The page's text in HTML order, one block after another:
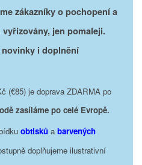
zákazníky o pochopení a
jen pomaleji.
novinky i doplnění
(€85) je doprava ZDARMA po
zasíláme po celé Evropě.
obtisků a barvených
doplňujeme ilustrativní